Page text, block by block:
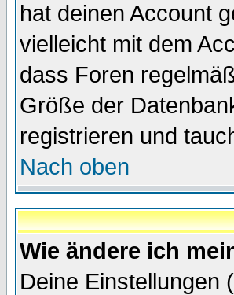
hat deinen Account
vielleicht mit dem
dass Foren
Größe der
registrieren und
Nach oben
Wie ändere ich
Deine Einstellungen